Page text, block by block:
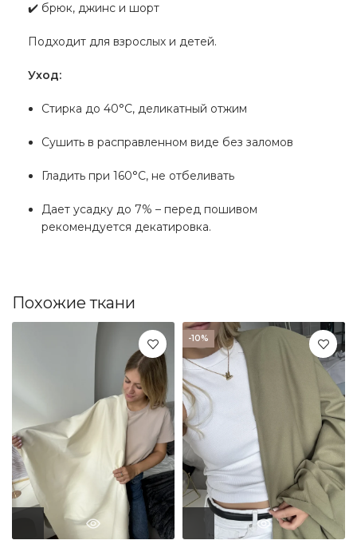
✔️ брюк, джинс и шорт
Подходит для взрослых и детей.
Уход:
Стирка до 40°C, деликатный отжим
Сушить в расправленном виде без заломов
Гладить при 160°C, не отбеливать
Дает усадку до 7% – перед пошивом
рекомендуется декатировка.
Похожие ткани
-10%